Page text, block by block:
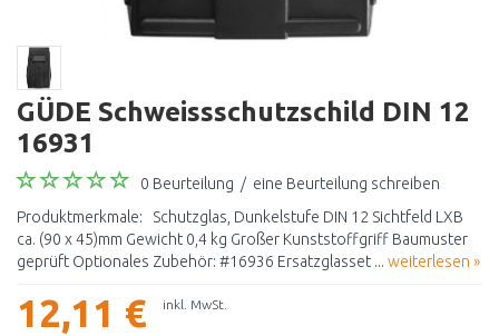
GÜDE Schweissschutzschild DIN 12
16931
0 Beurteilung / eine Beurteilung schreiben
Produktmerkmale: Schutzglas, Dunkelstufe DIN 12 Sichtfeld LXB
ca. (90 x 45)mm Gewicht 0,4 kg Großer Kunststoffgriff Baumuster
geprüft Optionales Zubehör: #16936 Ersatzglasset ... weiterlesen »
12,11 € inkl. MwSt.